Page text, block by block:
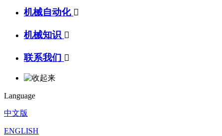
机械自动化 
机械知识 
联系我们 
Language
中文版
ENGLISH